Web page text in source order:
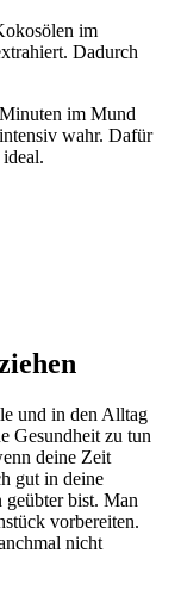
im
Dadurch
im Mund
wahr. Dafür
und in den Alltag
Gesundheit zu tun
deine Zeit
gut in deine
bist. Man
vorbereiten.
nicht